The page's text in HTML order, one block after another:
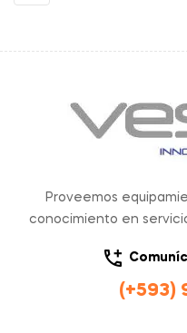
Proveemos
conocimiento en
(+593)